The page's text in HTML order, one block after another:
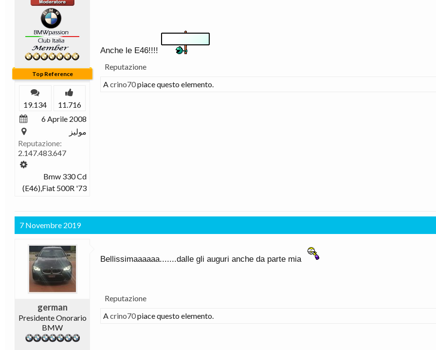
Top Reference
19.134
11.716
6 Aprile 2008
موليز
Reputazione:
2.147.483.647
Bmw 330 Cd
(E46),Fiat 500R '73
Anche le E46!!!!
Reputazione
Acrino70piace questo elemento.
7 Novembre 2019
german
Presidente Onorario
BMW
Bellissimaaaaaa.......dalle gli auguri anche da parte mia
Reputazione
Acrino70piace questo elemento.